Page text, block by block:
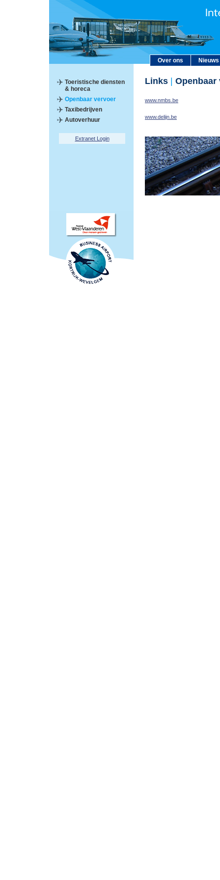
Over ons Nieuws
Toeristische diensten
& horeca
Openbaar vervoer
Taxibedrijven
Autoverhuur
Extranet Login
Links Openbaar
www.nmbs.be
www.delijn.be